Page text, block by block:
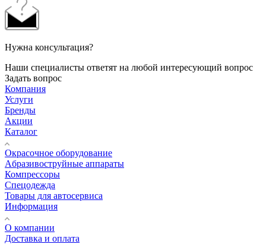
Нужна консультация?
Наши специалисты ответят на любой интересующий вопрос
Задать вопрос
Компания
Услуги
Бренды
Акции
Каталог
Окрасочное оборудование
Aбразивоструйные аппараты
Компрессоры
Спецодежда
Товары для автосервиса
Информация
О компании
Доставка и оплата